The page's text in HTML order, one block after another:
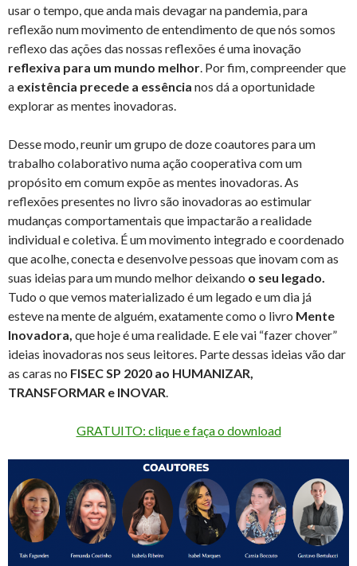
usar o tempo, que anda mais devagar na pandemia, para
reflexão num movimento de entendimento de que nós somos
reflexo das ações das nossas reflexões é uma inovação
reflexiva para um mundo melhor. Por fim, compreender que
a existência precede a essência nos dá a oportunidade
explorar as mentes inovadoras.
Desse modo, reunir um grupo de doze coautores para um
trabalho colaborativo numa ação cooperativa com um
propósito em comum expõe as mentes inovadoras. As
reflexões presentes no livro são inovadoras ao estimular
mudanças comportamentais que impactarão a realidade
individual e coletiva. É um movimento integrado e coordenado
que acolhe, conecta e desenvolve pessoas que inovam com as
suas ideias para um mundo melhor deixando o seu legado.
Tudo o que vemos materializado é um legado e um dia já
esteve na mente de alguém, exatamente como o livro Mente
Inovadora, que hoje é uma realidade. E ele vai “fazer chover”
ideias inovadoras nos seus leitores. Parte dessas ideias vão dar
as caras no FISEC SP 2020 ao HUMANIZAR,
TRANSFORMAR e INOVAR.
GRATUITO: clique e faça o download